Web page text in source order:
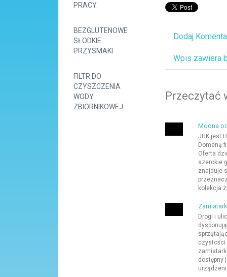
PRACY.
BEZGLUTENOWE
SŁODKIE
PRZYSMAKI
FILTR DO
CZYSZCZENIA
WODY
ZBIORNIKOWEJ
Dodaj
Wpis zawiera
Przeczytać
Modna
JHK jest
Domeną
Oferta
szerokie
znajduje
kolekcja
Drogi i
czystości
dostępny